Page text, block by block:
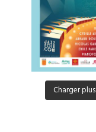
Charger plus